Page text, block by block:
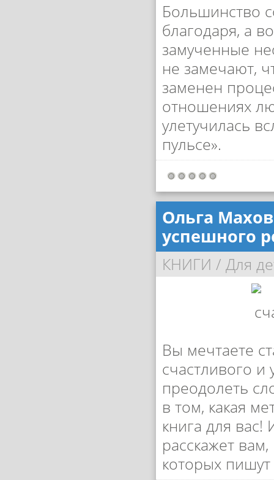
Большинство
благодаря, а
замученные
не замечают,
заменен
отношениях
улетучилась
пульсе».
Ольга
успешного
КНИГИ / Для
Вы мечтаете
счастливого и
преодолеть
в том, какая
книга для
расскажет
которых